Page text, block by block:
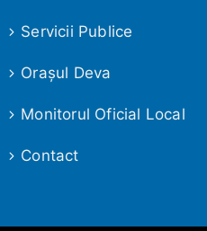
Servicii Publice
Oraşul Deva
Monitorul Oficial Local
Contact